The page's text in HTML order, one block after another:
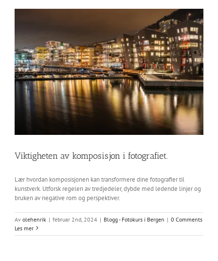
Viktigheten av komposisjon i fotografiet.
Lær hvordan komposisjonen kan transformere dine fotografier til
kunstverk. Utforsk regelen av tredjedeler, dybde med ledende linjer og
bruken av negative rom og perspektiver.
Av olehenrik | februar 2nd, 2024 | Blogg - Fotokurs i Bergen | 0 Comments
Les mer